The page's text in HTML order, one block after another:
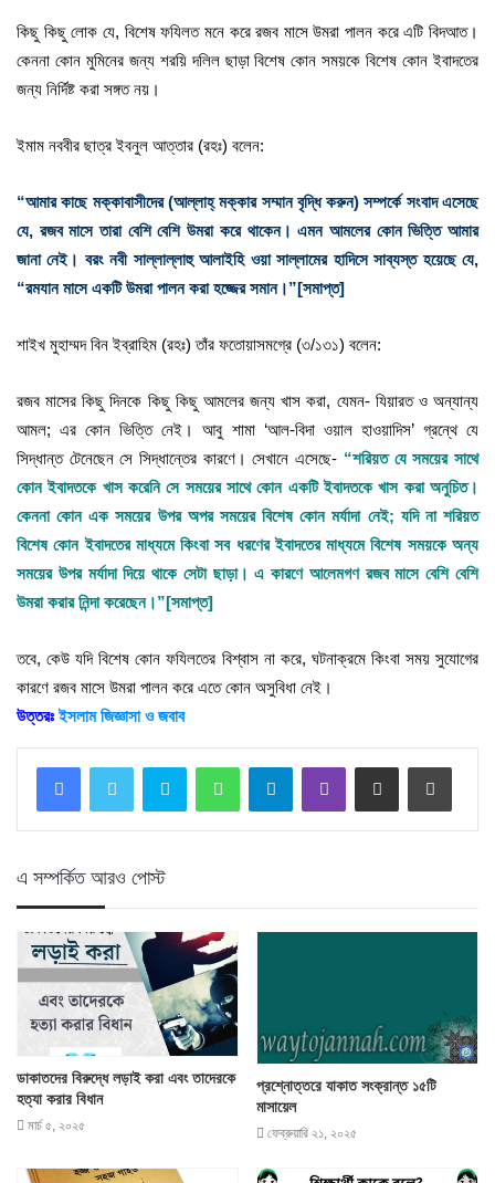
কিছু কিছু লোক যে, বিশেষ ফযিলত মনে করে রজব মাসে উমরা পালন করে এটি বিদআত।
কেননা কোন মুমিনের জন্য শরয়ি দলিল ছাড়া বিশেষ কোন সময়কে বিশেষ কোন ইবাদতের
জন্য নির্দিষ্ট করা সঙ্গত নয়।
ইমাম নববীর ছাত্র ইবনুল আত্তার (রহঃ) বলেন:
“আমার কাছে মক্কাবাসীদের (আল্লাহ্‌ মক্কার সম্মান বৃদ্ধি করুন) সম্পর্কে সংবাদ এসেছে
যে, রজব মাসে তারা বেশি বেশি উমরা করে থাকেন। এমন আমলের কোন ভিত্তি আমার
জানা নেই। বরং নবী সাল্লাল্লাহু আলাইহি ওয়া সাল্লামের হাদিসে সাব্যস্ত হয়েছে যে,
“রমযান মাসে একটি উমরা পালন করা হজ্জের সমান।”[সমাপ্ত]
শাইখ মুহাম্মদ বিন ইব্রাহিম (রহঃ) তাঁর ফতোয়াসমগ্রে (৩/১৩১) বলেন:
রজব মাসের কিছু দিনকে কিছু কিছু আমলের জন্য খাস করা, যেমন- যিয়ারত ও অন্যান্য
আমল; এর কোন ভিত্তি নেই। আবু শামা ‘আল-বিদা ওয়াল হাওয়াদিস’ গ্রন্থে যে
সিদ্ধান্ত টেনেছেন সে সিদ্ধান্তের কারণে। সেখানে এসেছে- “শরিয়ত যে সময়ের সাথে
কোন ইবাদতকে খাস করেনি সে সময়ের সাথে কোন একটি ইবাদতকে খাস করা অনুচিত।
কেননা কোন এক সময়ের উপর অপর সময়ের বিশেষ কোন মর্যাদা নেই; যদি না শরিয়ত
বিশেষ কোন ইবাদতের মাধ্যমে কিংবা সব ধরণের ইবাদতের মাধ্যমে বিশেষ সময়কে অন্য
সময়ের উপর মর্যাদা দিয়ে থাকে সেটা ছাড়া। এ কারণে আলেমগণ রজব মাসে বেশি বেশি
উমরা করার নিন্দা করেছেন।”[সমাপ্ত]
তবে, কেউ যদি বিশেষ কোন ফযিলতের বিশ্বাস না করে, ঘটনাক্রমে কিংবা সময় সুযোগের
কারণে রজব মাসে উমরা পালন করে এতে কোন অসুবিধা নেই।
উত্তরঃ ইসলাম জিজ্ঞাসা ও জবাব
Skype WhatsAppTelegramViber Share via Email Print
এ সম্পর্কিত আরও পোস্ট
ডাকাতদের বিরুদ্ধে লড়াই করা এবং তাদেরকে
হত্যা করার বিধান
মার্চ ৫, ২০২৫
প্রশ্নোত্তরে যাকাত সংক্রান্ত ১৫টি
মাসায়েল
ফেব্রুয়ারি ২১, ২০২৫